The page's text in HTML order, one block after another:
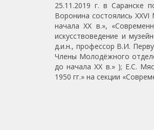
25.11.2019 г. в Саранске
Воронина состоялись
начала ХХ в.»,
искусствоведение и
д.и.н., профессор В.И.
Члены Молодёжного
до начала ХХ в.» ); Е.С.
1950 гг.» на секции